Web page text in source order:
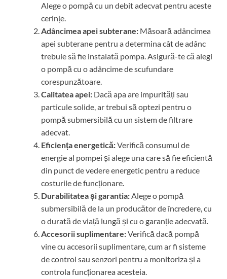
Alege o pompă cu un debit adecvat pentru aceste
cerințe.
Adâncimea apei subterane: Măsoară adâncimea
apei subterane pentru a determina cât de adânc
trebuie să fie instalată pompa. Asigură-te că alegi
o pompă cu o adâncime de scufundare
corespunzătoare.
Calitatea apei: Dacă apa are impurități sau
particule solide, ar trebui să optezi pentru o
pompă submersibilă cu un sistem de filtrare
adecvat.
Eficiența energetică:Verifică consumul de
energie al pompei și alege una care să fie eficientă
din punct de vedere energetic pentru a reduce
costurile de funcționare.
Durabilitatea și garantia:Alege o pompă
submersibilă de la un producător de încredere, cu
o durată de viață lungă și cu o garanție adecvată.
Accesorii suplimentare:Verifică dacă pompă
vine cu accesorii suplimentare, cum ar fi sisteme
de control sau senzori pentru a monitoriza și a
controla funcționarea acesteia.